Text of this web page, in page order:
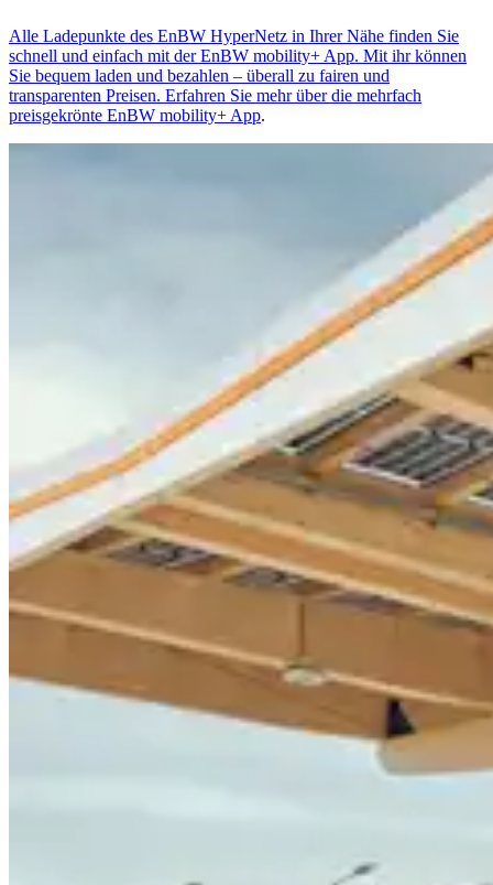
Alle Ladepunkte des EnBW HyperNetz in Ihrer Nähe finden Sie
schnell und einfach mit der EnBW mobility+ App. Mit ihr können
Sie bequem laden und bezahlen – überall zu fairen und
transparenten Preisen. Erfahren Sie mehr über die mehrfach
preisgekrönte EnBW mobility+ App.